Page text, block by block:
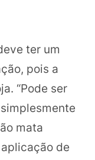
ter um
pois a
“Pode ser
mata
de